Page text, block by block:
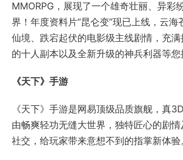
《新倩女幽魂》
网易第一玄幻网游《新倩女幽魂》，将上
色，数十种跨服PVP玩法带来酷爽战斗体
期推出“一笑倾城”资料片！12月，全新“
片开启公测，新战场新剧情等你来体验！